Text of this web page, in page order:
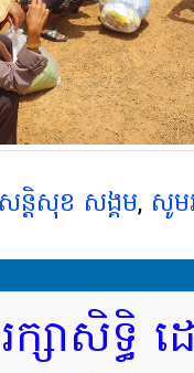
សន្តិសុខ សង្គម, សូម
សាសិទ្